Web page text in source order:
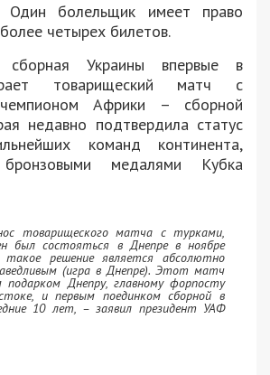
Один болельщик имеет право
четырех билетов.
сборная Украины впервые в
товарищеский матч с
Африки – сборной
недавно подтвердила статус
команд континента,
бронзовыми медалями Кубка
товарищеского матча с турками,
был состояться в Днепре в ноябре
такое решение является абсолютно
(игра в Днепре). Этот матч
Днепру, главному форпосту
и первым поединком сборной в
10 лет, – заявил президент УАФ